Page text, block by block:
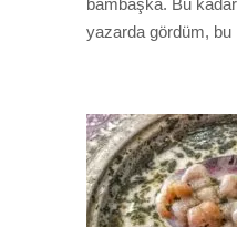
yazarda gördüm,